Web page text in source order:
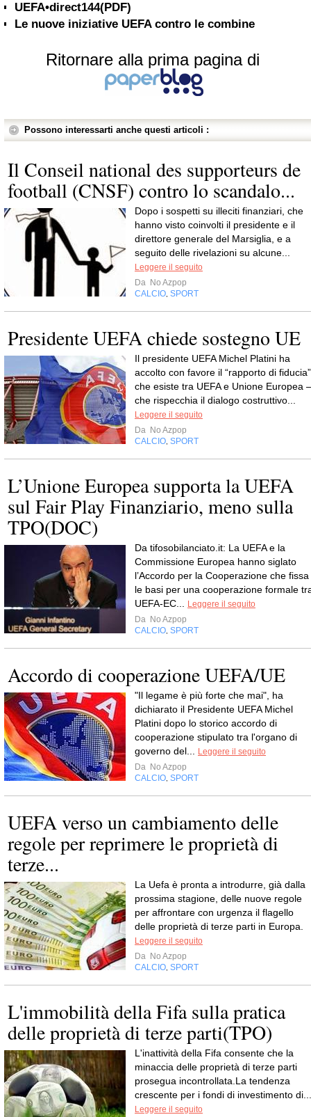
UEFA•direct144(PDF)
Le nuove iniziative UEFA contro le combine
Ritornare alla prima pagina di
Possono interessarti anche questi articoli :
Il Conseil national des supporteurs de
football (CNSF) contro lo scandalo...
Dopo i sospetti su illeciti finanziari, che
hanno visto coinvolti il presidente e il
direttore generale del Marsiglia, e a
seguito delle rivelazioni su alcune...
Leggere il seguito
Da No Azpop
CALCIO SPORT
Presidente UEFA chiede sostegno UE
Il presidente UEFA Michel Platini ha
accolto con favore il “rapporto di fiducia”
che esiste tra UEFA e Unione Europea –
che rispecchia il dialogo costruttivo...
Leggere il seguito
Da No Azpop
CALCIO SPORT
L’Unione Europea supporta la UEFA
sul Fair Play Finanziario, meno sulla
TPO(DOC)
Da tifosobilanciato.it: La UEFA e la
Commissione Europea hanno siglato
l’Accordo per la Cooperazione che fissa
le basi per una cooperazione formale
UEFA-EC...
Leggere il seguito
Da No Azpop
CALCIO SPORT
Accordo di cooperazione UEFA/UE
"Il legame è più forte che mai", ha
dichiarato il Presidente UEFA Michel
Platini dopo lo storico accordo di
cooperazione stipulato tra l'organo di
governo del...
Leggere il seguito
Da No Azpop
CALCIO SPORT
UEFA verso un cambiamento delle
regole per reprimere le proprietà di
terze...
La Uefa è pronta a introdurre, già dalla
prossima stagione, delle nuove regole
per affrontare con urgenza il flagello
delle proprietà di terze parti in Europa.
Leggere il seguito
Da No Azpop
CALCIO SPORT
L'immobilità della Fifa sulla pratica
delle proprietà di terze parti(TPO)
L'inattività della Fifa consente che la
minaccia delle proprietà di terze parti
prosegua incontrollata.La tendenza
crescente per i fondi di investimento di...
Leggere il seguito